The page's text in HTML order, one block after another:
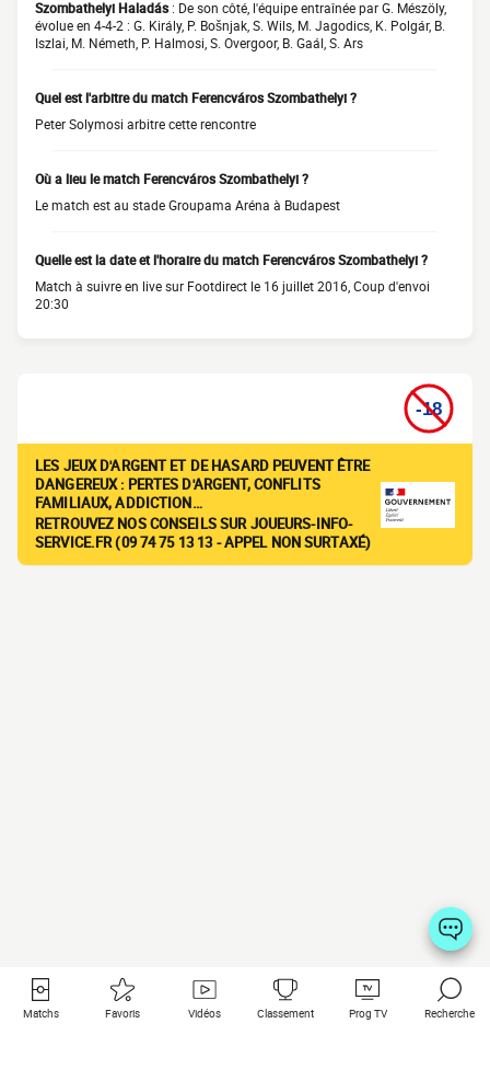
Szombathelyi Haladás: De son côté, l'équipe entraînée par G. Mészöly,
évolue en 4-4-2 : G. Király, P. Bošnjak, S. Wils, M. Jagodics, K. Polgár, B.
Iszlai, M. Németh, P. Halmosi, S. Overgoor, B. Gaál, S. Ars
Quel est l'arbitre du match Ferencváros Szombathelyi ?
Peter Solymosi arbitre cette rencontre
Où a lieu le match Ferencváros Szombathelyi ?
Le match est au stade Groupama Aréna à Budapest
Quelle est la date et l'horaire du match Ferencváros Szombathelyi ?
Match à suivre en live sur Footdirect le 16 juillet 2016, Coup d'envoi
20:30
LES JEUX D'ARGENT ET DE HASARD PEUVENT ÊTRE
DANGEREUX : PERTES D'ARGENT, CONFLITS
FAMILIAUX, ADDICTION…
RETROUVEZ NOS CONSEILS SUR JOUEURS-INFO-
SERVICE.FR (09 74 75 13 13 - APPEL NON SURTAXÉ)
Matchs Favoris Vidéos Classement Prog TV Recherche